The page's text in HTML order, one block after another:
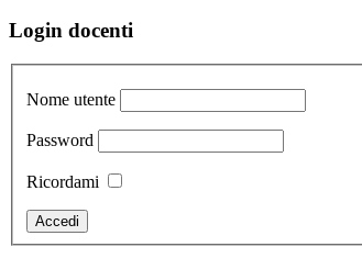
Login docenti
Nome utente
Password
Ricordami